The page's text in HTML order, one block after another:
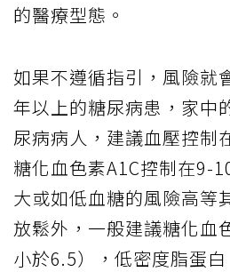
的醫療型態。
如果不遵循指引，風險就
年以上的糖尿病患，家中
尿病病人，建議血壓控制
糖化血色素A1C控制在9-
大或如低血糖的風險高等
放鬆外，一般建議糖化血
小於6.5），低密度脂蛋